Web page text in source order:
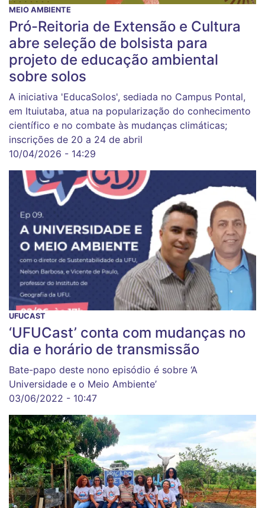
MEIO AMBIENTE
Pró-Reitoria de Extensão e Cultura
abre seleção de bolsista para
projeto de educação ambiental
sobre solos
A iniciativa 'EducaSolos', sediada no Campus Pontal,
em Ituiutaba, atua na popularização do conhecimento
científico e no combate às mudanças climáticas;
inscrições de 20 a 24 de abril
10/04/2026 - 14:29
UFUCAST
‘UFUCast’ conta com mudanças no
dia e horário de transmissão
Bate-papo deste nono episódio é sobre ‘A
Universidade e o Meio Ambiente’
03/06/2022 - 10:47